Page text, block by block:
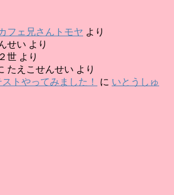
フェ兄さんトモヤ より
せい より
世 より
たえこせんせい より
トやってみました！
に いとうしゅ